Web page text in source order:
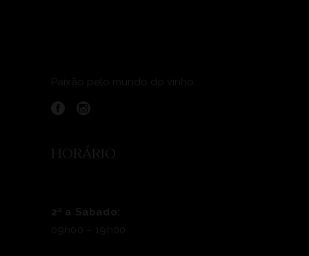
Paixão pelo mundo do vinho.
HORÁRIO
2ª a Sábado:
09h00 – 19h00